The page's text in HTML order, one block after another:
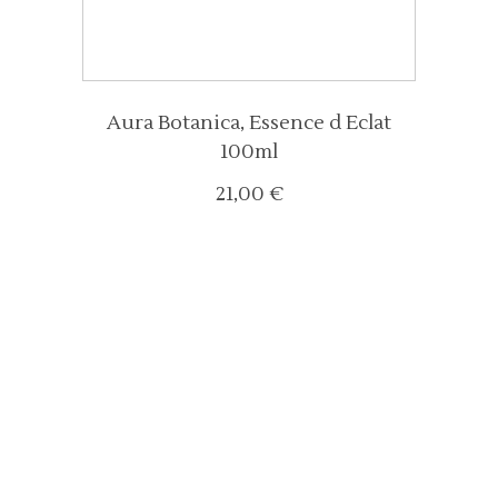
Aura Botanica, Essence d Eclat
100ml
21,00 €